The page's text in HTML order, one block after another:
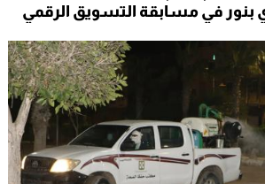
في مسابقة التسويق الرقمي